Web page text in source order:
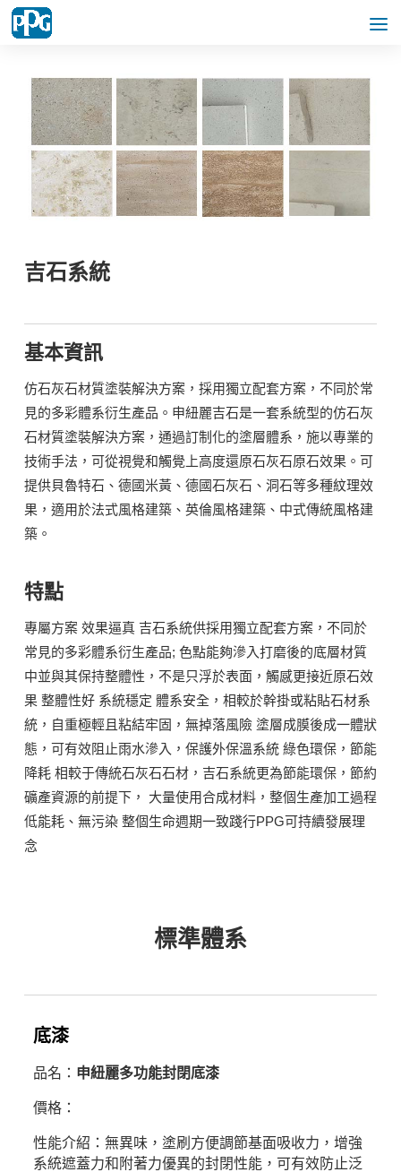
吉石系統
基本資訊
仿石灰石材質塗裝解決方案，採用獨立配套方案，不同於常
見的多彩體系衍生產品。申紐麗吉石是一套系統型的仿石灰
石材質塗裝解決方案，通過訂制化的塗層體系，施以專業的
技術手法，可從視覺和觸覺上高度還原石灰石原石效果。可
提供貝魯特石、德國米黃、德國石灰石、洞石等多種紋理效
果，適用於法式風格建築、英倫風格建築、中式傳統風格建
築。
特點
專屬方案 效果逼真 吉石系統供採用獨立配套方案，不同於
常見的多彩體系衍生產品; 色點能夠滲入打磨後的底層材質
中並與其保持整體性，不是只浮於表面，觸感更接近原石效
果 整體性好 系統穩定 體系安全，相較於幹掛或粘貼石材系
統，自重極輕且粘結牢固，無掉落風險 塗層成膜後成一體狀
態，可有效阻止雨水滲入，保護外保溫系統 綠色環保，節能
降耗 相較于傳統石灰石石材，吉石系統更為節能環保，節約
礦產資源的前提下， 大量使用合成材料，整個生產加工過程
低能耗、無污染 整個生命週期一致踐行PPG可持續發展理
念
標準體系
底漆
品名： 申紐麗多功能封閉底漆
價格：
性能介紹：無異味，塗刷方便調節基面吸收力，增強
系統遮蓋力和附著力優異的封閉性能，可有效防止泛